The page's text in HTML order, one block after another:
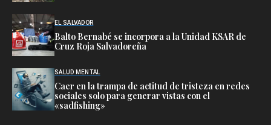
EL SALVADOR
Balto Bernabé se incorpora a la Unidad KSAR de
Cruz Roja Salvadoreña
SALUD MENTAL
Caer en la trampa de actitud de tristeza en redes
sociales solo para generar vistas con el
«sadfishing»